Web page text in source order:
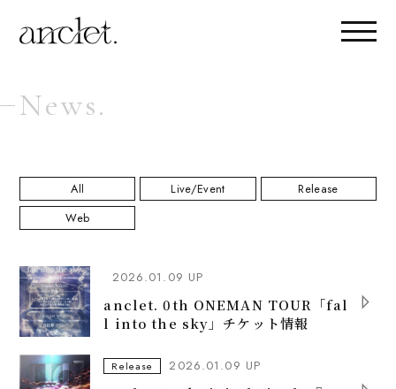
News.
All Live/Event
Release
Web
2026.01.09 UP
anclet. 0th ONEMAN TOUR「fal
l into the sky」チケット情報
Release 2026.01.09 UP